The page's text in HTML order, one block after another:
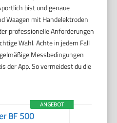
bist und genaue
Waagen mit Handelektroden
professionelle Anforderungen
Wahl. Achte in jedem Fall
Messbedingungen
der App. So vermeidest du die
ANGEBOT
BF 500